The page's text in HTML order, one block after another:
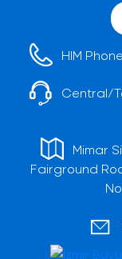
HIM
Central/
Mimar
Fairground